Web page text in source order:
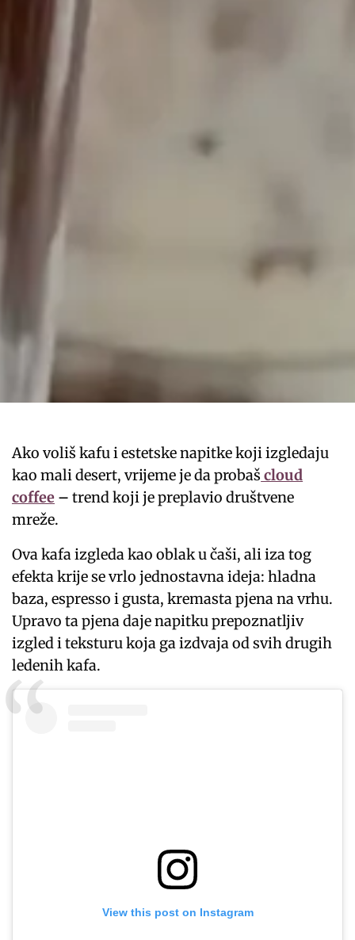
Ako voliš kafu i estetske napitke koji izgledaju
kao mali desert, vrijeme je da probaš cloud
coffee – trend koji je preplavio društvene
mreže.
Ova kafa izgleda kao oblak u čaši, ali iza tog
efekta krije se vrlo jednostavna ideja: hladna
baza, espresso i gusta, kremasta pjena na vrhu.
Upravo ta pjena daje napitku prepoznatljiv
izgled i teksturu koja ga izdvaja od svih drugih
ledenih kafa.
View this post on Instagram